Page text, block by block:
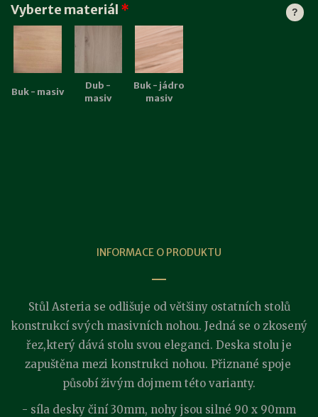
?
Vyberte materiál *
Buk - masiv
Dub -
masiv
Buk - jádro
masiv
INFORMACE O PRODUKTU
Stůl Asteria se odlišuje od většiny ostatních stolů
konstrukcí svých masivních nohou. Jedná se o zkosený
řez,který dává stolu svou eleganci. Deska stolu je
zapuštěna mezi konstrukci nohou. Přiznané spoje
působí živým dojmem této varianty.
- síla desky činí 30mm, nohy jsou silné 90 x 90mm